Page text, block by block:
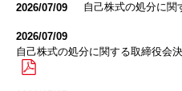
2026/07/09 自己株式の処分に関
2026/07/09
自己株式の処分に関する取締役会